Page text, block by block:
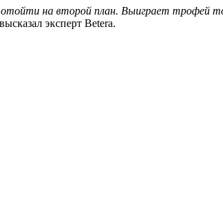
на второй план. Выиграет трофей
эксперт Betera.